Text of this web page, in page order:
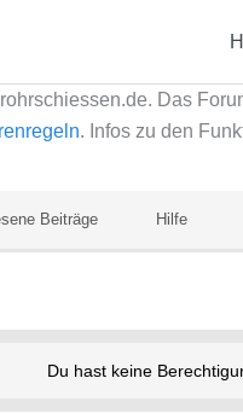
Das
. Infos zu den
Beiträge Hilfe
Du hast keine